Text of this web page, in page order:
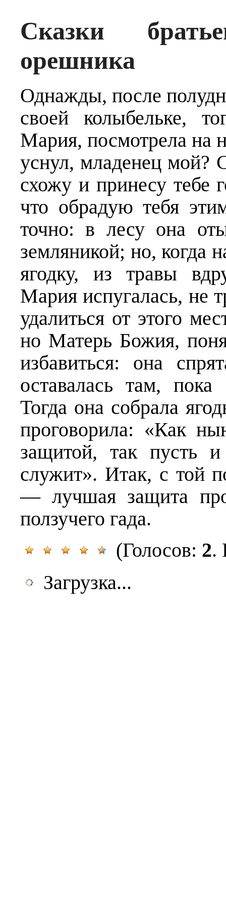
Сказки
орешника
Однажды, после
своей колыбельке,
Мария, посмотрела на
уснул, младенец мой?
схожу и принесу тебе
что обрадую тебя
точно: в лесу она
земляникой; но, когда
ягодку, из травы
Мария испугалась, не
удалиться от этого
но Матерь Божия,
избавиться: она
оставалась там,
Тогда она собрала
проговорила: «Как
защитой, так пусть
служит». Итак, с той
— лучшая защита
ползучего гада.
(Голосов: 2.
Загрузка...